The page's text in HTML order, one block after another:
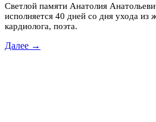
Светлой памяти Анатолия
исполняется 40 дней со дня ухода из
кардиолога, поэта.
Далее →